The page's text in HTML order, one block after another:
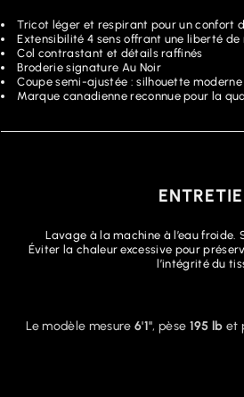
Tricot léger et respirant pour un confort
Extensibilité 4 sens offrant une liberté
Col contrastant et détails raffinés
Broderie signature Au Noir
Coupe semi-ajustée : silhouette
Marque canadienne reconnue pour la
Lavage à la machine à l’eau froide.
Éviter la chaleur excessive pour
l’intégrité du
Le modèle mesure 6'1", pèse 195 lb et